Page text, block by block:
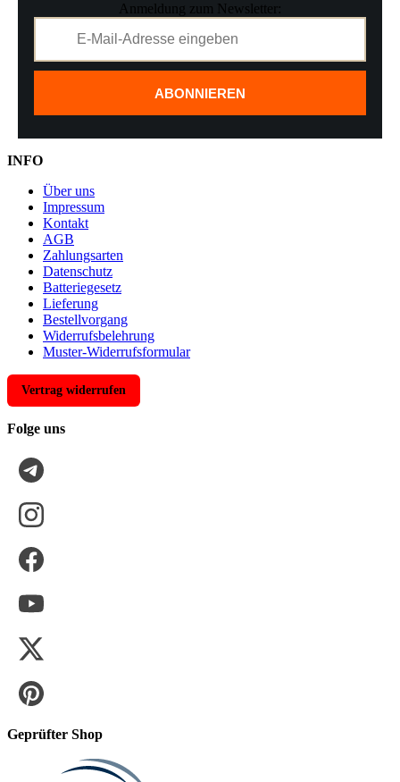
Anmeldung zum Newsletter:
ABONNIEREN
INFO
Über uns
Impressum
Kontakt
AGB
Zahlungsarten
Datenschutz
Batteriegesetz
Lieferung
Bestellvorgang
Widerrufsbelehrung
Muster-Widerrufsformular
Vertrag widerrufen
Folge uns
Geprüfter Shop